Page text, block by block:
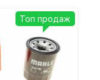
Топ продаж